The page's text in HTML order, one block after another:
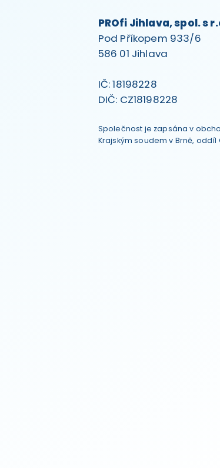
PROfi Jihlava, spol. s
Pod Příkopem 933/6
586 01 Jihlava
IČ: 18198228
DIČ: CZ18198228
Společnost je zapsána v
Krajským soudem v Brně, oddíl